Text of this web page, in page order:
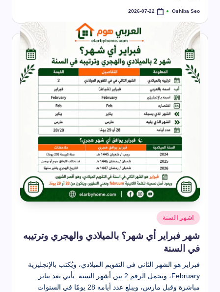
تمّ
بواسطة
Oshiba Seo
2026-07-22
نُشر
في
اشهر السنة
شهر فبراير أي شهر؟ بالميلادي والهجري وترتيبه
في السنة
فبراير هو الشهر الثاني في التقويم الميلادي، ويُكتب بالإنجليزية
February، ويحمل الرقم 2 بين أشهر السنة. يأتي بعد يناير
مباشرة وقبل مارس، ويبلغ عدد أيامه 28 يومًا في السنوات